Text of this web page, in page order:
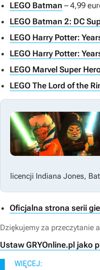
LEGO Batman – 4,99
LEGO Batman 2: DC
LEGO Harry Potter:
LEGO Harry Potter:
LEGO Marvel Super
LEGO The Lord of the
licencji Indiana Jones,
Oficjalna strona serii
Dziękujemy za przeczytanie
Ustaw GRYOnline.pl jako
WIĘCEJ: